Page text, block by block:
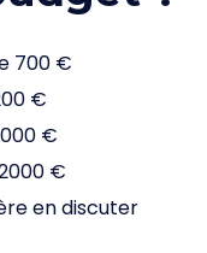
700 €
€
€
€
en discuter